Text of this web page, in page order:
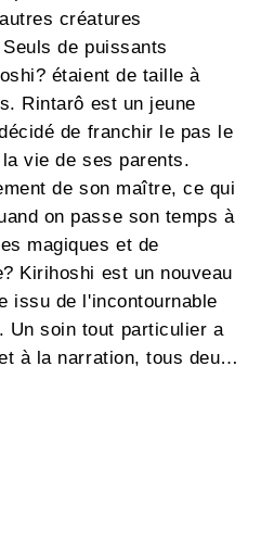
créatures
de puissants
étaient de taille à
Rintarô est un jeune
de franchir le pas le
vie de ses parents.
de son maître, ce qui
on passe son temps à
magiques et de
Kirihoshi est un nouveau
issu de l'incontournable
Un soin tout particulier a
à la narration, tous deux
ton vraiment unique dans